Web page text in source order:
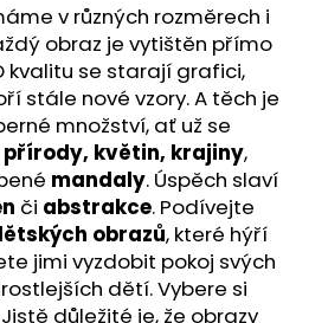
v různých rozměrech i
obraz je vytištěn přímo
kvalitu se starají grafici,
stále nové vzory. A těch je
množství, ať už se
přírody, květin, krajiny,
mandaly. Úspěch slaví
či abstrakce. Podívejte
obrazů, které hýří
jimi vyzdobit pokoj svých
dětí. Vybere si
důležité je, že obrazy